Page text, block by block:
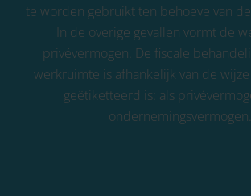
te worden gebruikt ten behoeve van
In de overige gevallen vormt de
privévermogen. De fiscale
werkruimte is afhankelijk van de
geëtiketteerd is: als
ondernemingsvermogen.